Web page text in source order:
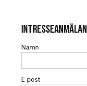
INTRESSEANMÄLAN
Namn
E-post